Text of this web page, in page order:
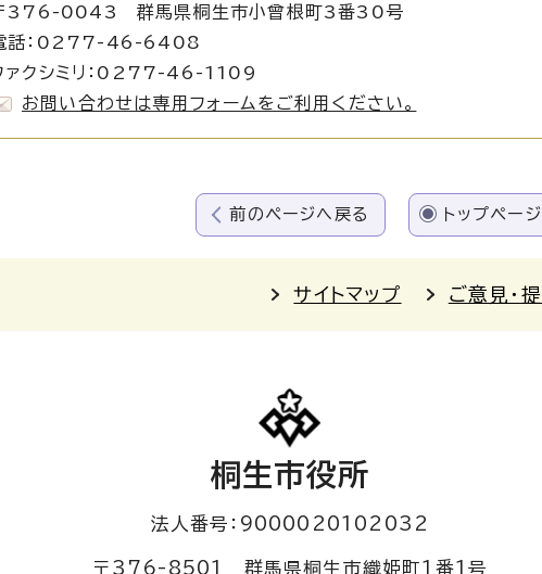
376-0043 群馬県桐生市小曾根町3番30号
話：0277-46-6408
ァクシミリ：0277-46-1109
お問い合わせは専用フォームをご利用ください。
前のページへ戻る トップペー
サイトマップ ご意見・
桐生市役所
法人番号：9000020102032
〒376-8501 群馬県桐生市織姫町1番1号